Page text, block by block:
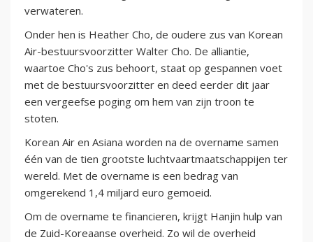
verwateren.
Onder hen is Heather Cho, de oudere zus van Korean
Air-bestuursvoorzitter Walter Cho. De alliantie,
waartoe Cho's zus behoort, staat op gespannen voet
met de bestuursvoorzitter en deed eerder dit jaar
een vergeefse poging om hem van zijn troon te
stoten.
Korean Air en Asiana worden na de overname samen
één van de tien grootste luchtvaartmaatschappijen ter
wereld. Met de overname is een bedrag van
omgerekend 1,4 miljard euro gemoeid.
Om de overname te financieren, krijgt Hanjin hulp van
de Zuid-Koreaanse overheid. Zo wil de overheid